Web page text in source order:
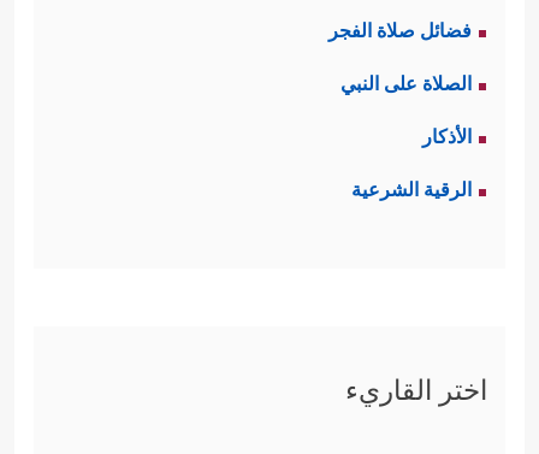
فضائل صلاة الفجر
الصلاة على النبي
الأذكار
الرقية الشرعية
اختر القاريء